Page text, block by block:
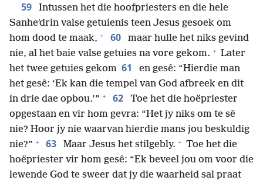
59
Intussen het die hoofpriesters en die hele
Sanheʹdrin valse getuienis teen Jesus gesoek om
hom dood te maak, + 60
maar hulle het niks gevind
nie, al het baie valse getuies na vore gekom. + Later
het twee getuies gekom 61
en gesê: “Hierdie man
het gesê: ‘Ek kan die tempel van God afbreek en dit
in drie dae opbou.’” + 62
Toe het die hoëpriester
opgestaan en vir hom gevra: “Het jy niks om te sê
nie? Hoor jy nie waarvan hierdie mans jou beskuldig
nie?” + 63 Maar Jesus het stilgebly. + Toe het die
hoëpriester vir hom gesê: “Ek beveel jou om voor die
lewende God te sweer dat jy die waarheid sal praat